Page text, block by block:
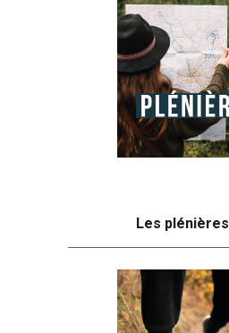
Les plénières